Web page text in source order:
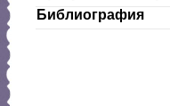
Библиография